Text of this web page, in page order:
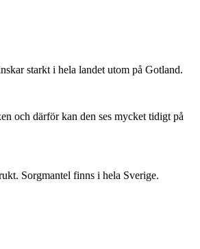
starkt i hela landet utom på Gotland.
och därför kan den ses mycket tidigt på
Sorgmantel finns i hela Sverige.